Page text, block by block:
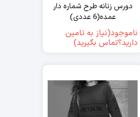
دورس زنانه طرح شماره دار
عمده(6 عددی)
ناموجود(نیاز به تامین
دارید؟تماس بگیرید)